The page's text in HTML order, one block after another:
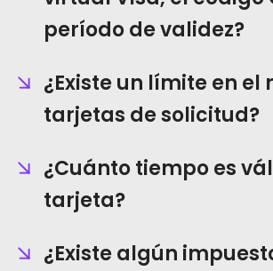
período de validez?
¿Existe un límite en el
tarjetas de solicitud?
¿Cuánto tiempo es
tarjeta?
¿Existe algún